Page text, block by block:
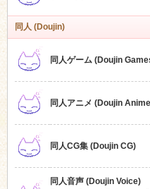
同人 (Doujin)
同人ゲーム (Doujin
同人アニメ (Doujin
同人CG集 (Doujin CG)
同人音声 (Doujin Voice)